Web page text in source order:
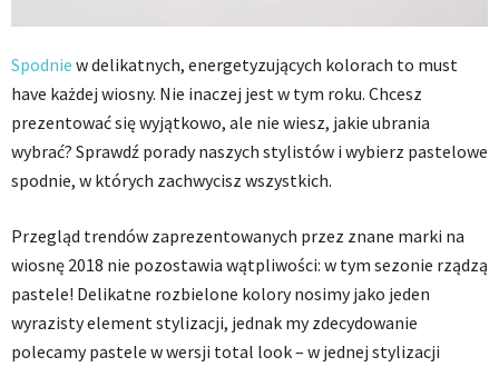
Spodnie w delikatnych, energetyzujących kolorach to must
have każdej wiosny. Nie inaczej jest w tym roku. Chcesz
prezentować się wyjątkowo, ale nie wiesz, jakie ubrania
wybrać? Sprawdź porady naszych stylistów i wybierz pastelowe
spodnie, w których zachwycisz wszystkich.
Przegląd trendów zaprezentowanych przez znane marki na
wiosnę 2018 nie pozostawia wątpliwości: w tym sezonie rządzą
pastele! Delikatne rozbielone kolory nosimy jako jeden
wyrazisty element stylizacji, jednak my zdecydowanie
polecamy pastele w wersji total look – w jednej stylizacji